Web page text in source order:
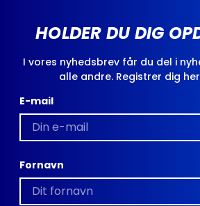
HOLDER DU DIG
I vores nyhedsbrev får du del i
alle andre. Registrer dig
E-mail
Fornavn